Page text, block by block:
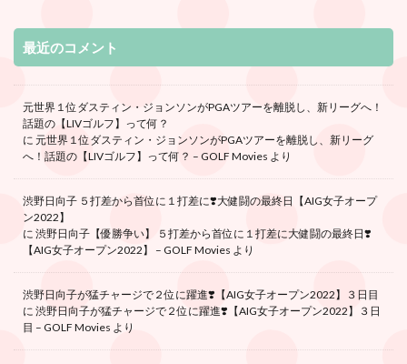
最近のコメント
元世界１位ダスティン・ジョンソンがPGAツアーを離脱し、新リーグへ！
話題の【LIVゴルフ】って何？
に 元世界１位ダスティン・ジョンソンがPGAツアーを離脱し、新リーグ
へ！話題の【LIVゴルフ】って何？ – GOLF Movies より
渋野日向子 ５打差から首位に１打差に❣️大健闘の最終日【AIG女子オープ
ン2022】
に 渋野日向子【優勝争い】 ５打差から首位に１打差に大健闘の最終日❣️
【AIG女子オープン2022】 – GOLF Movies より
渋野日向子が猛チャージで２位に躍進❣️【AIG女子オープン2022】３日目
に 渋野日向子が猛チャージで２位に躍進❣️【AIG女子オープン2022】３日
目 – GOLF Movies より